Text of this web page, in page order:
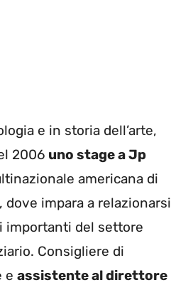
e in storia dell’arte,
2006 uno stage a Jp
americana di
impara a relazionarsi
importanti del settore
Consigliere di
e assistente al direttore